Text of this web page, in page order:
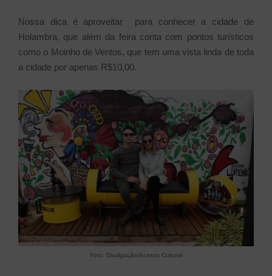
Nossa dica é aproveitar para conhecer a cidade de
Holambra, que além da feira conta com pontos turísticos
como o Moinho de Ventos, que tem uma vista linda de toda
a cidade por apenas R$10,00.
Foto: Divulgação/Acesso Cultural